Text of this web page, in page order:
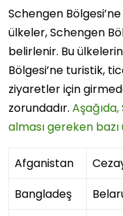
Schengen
ülkeler, Schengen
belirlenir. Bu
Bölgesi’ne turistik,
ziyaretler için
zorundadır.
alması gereken
Afganistan
Bangladeş